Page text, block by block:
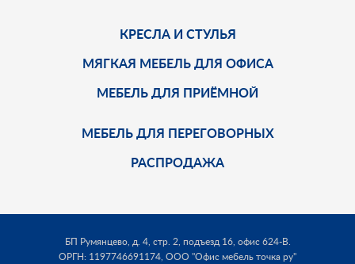
КРЕСЛА И СТУЛЬЯ
МЯГКАЯ МЕБЕЛЬ ДЛЯ ОФИСА
МЕБЕЛЬ ДЛЯ ПРИЁМНОЙ
МЕБЕЛЬ ДЛЯ ПЕРЕГОВОРНЫХ
РАСПРОДАЖА
БП Румянцево, д. 4, стр. 2, подъезд 16, офис 624-В.
ОРГН: 1197746691174, ООО "Офис мебель точка ру"